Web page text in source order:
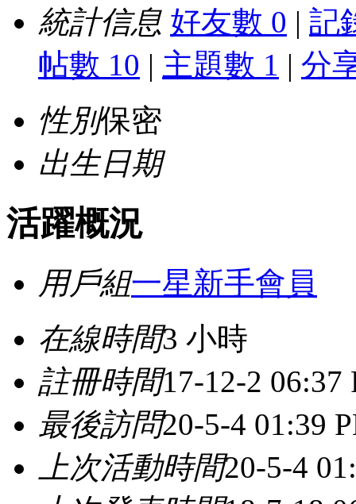
統計信息 好友數 0 | 記
帖數 10 | 主題數 1 | 分
性別保密
出生日期
活躍概況
用戶組一星新手會員
在線時間3 小時
註冊時間17-12-2 06:37
最後訪問20-5-4 01:39
上次活動時間20-5-4